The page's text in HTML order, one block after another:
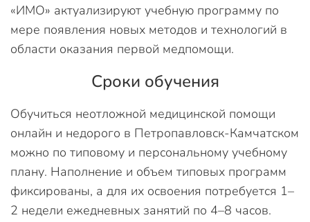
«ИМО» актуализируют учебную программу по
мере появления новых методов и технологий в
области оказания первой медпомощи.
Сроки обучения
Обучиться неотложной медицинской помощи
онлайн и недорого в Петропавловск-Камчатском
можно по типовому и персональному учебному
плану. Наполнение и объем типовых программ
фиксированы, а для их освоения потребуется 1–
2 недели ежедневных занятий по 4–8 часов.